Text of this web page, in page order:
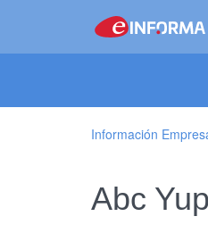
Información
Abc